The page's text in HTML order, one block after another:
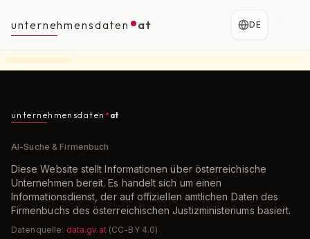
unternehmensdaten at DE
unternehmensdaten at
AI-Suche & Firmenbuch
Diese Website stellt Informationen über österreichische
Unternehmen bereit. Es handelt sich um einen
Informationsdienst, der auf offiziellen amtlichen Daten des
Firmenbuchs des österreichischen Justizministeriums basiert.
Datenquelle: data.gv.at (CC-BY 4.0)